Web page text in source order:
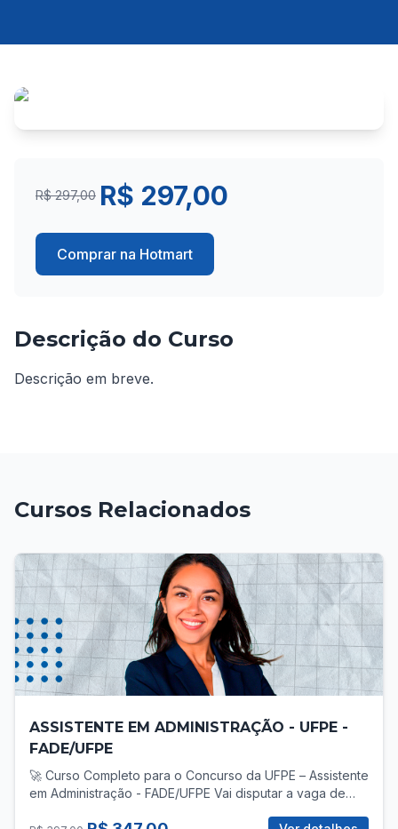
R$ 297,00 R$ 297,00
Comprar na Hotmart
Descrição do Curso
Descrição em breve.
Cursos Relacionados
ASSISTENTE EM ADMINISTRAÇÃO - UFPE -
FADE/UFPE
🚀 Curso Completo para o Concurso da UFPE – Assistente
em Administração - FADE/UFPE Vai disputar a vaga de